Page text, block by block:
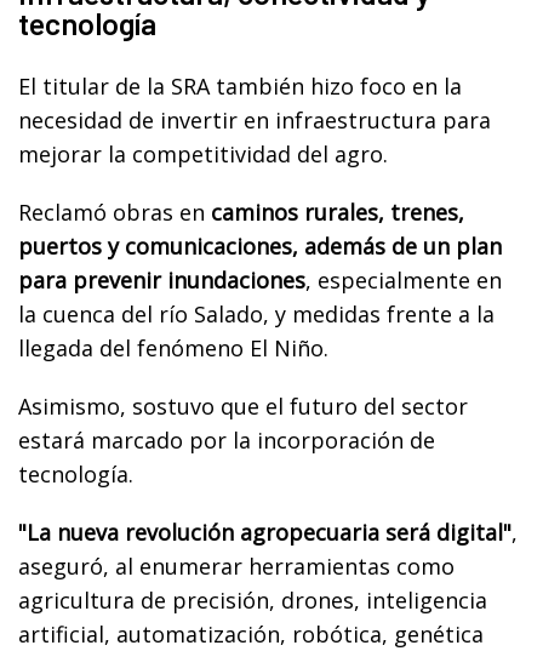
tecnología
El titular de la SRA también hizo foco en la
necesidad de invertir en infraestructura para
mejorar la competitividad del agro.
Reclamó obras en caminos rurales, trenes,
puertos y comunicaciones, además de un plan
para prevenir inundaciones, especialmente en
la cuenca del río Salado, y medidas frente a la
llegada del fenómeno El Niño.
Asimismo, sostuvo que el futuro del sector
estará marcado por la incorporación de
tecnología.
"La nueva revolución agropecuaria será digital",
aseguró, al enumerar herramientas como
agricultura de precisión, drones, inteligencia
artificial, automatización, robótica, genética